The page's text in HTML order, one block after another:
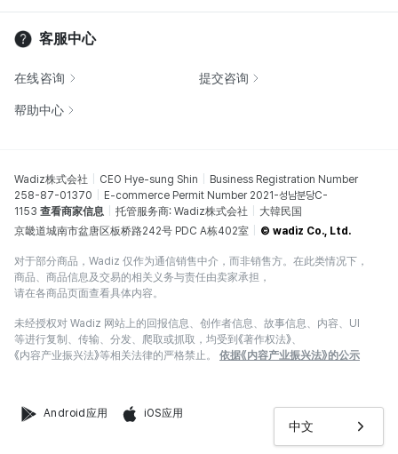
中文
客服中心
在线咨询 提交咨询
帮助中心
Wadiz株式会社 CEO Hye-sung Shin
Business Registration Number
258-87-01370
E-commerce Permit Number 2021-성남분당C-
1153 查看商家信息 托管服务商: Wadiz株式会社
大韓民国
京畿道城南市盆唐区板桥路242号 PDC A栋402室
© wadiz Co., Ltd.
对于部分商品，Wadiz 仅作为通信销售中介，而非销售方。在此类情况下，
商品、商品信息及交易的相关义务与责任由卖家承担，
请在各商品页面查看具体内容。
未经授权对 Wadiz 网站上的回报信息、创作者信息、故事信息、内容、UI
等进行复制、传输、分发、爬取或抓取，均受到《著作权法》、
《内容产业振兴法》等相关法律的严格禁止。
依据《内容产业振兴法》的公示
Android应用 iOS应用